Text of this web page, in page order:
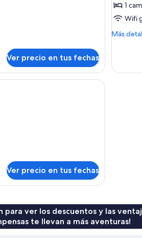
Ver precio en tus fechas
Suite
1
Wifi
Más
Más
Suite
Ver precio en tus fechas
para ver los descuentos y las
te llevan a más aventuras!